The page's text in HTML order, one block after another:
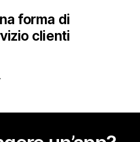
forma di
clienti